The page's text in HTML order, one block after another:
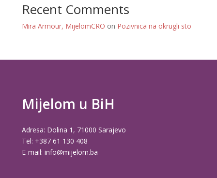
Recent Comments
Mira Armour, MijelomCRO on Pozivnica na okrugli sto
Mijelom u BiH
Adresa: Dolina 1, 71000 Sarajevo
Tel: +387 61 130 408
E-mail: info@mijelom.ba